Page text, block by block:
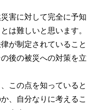
害に対して完全に予
は難しいと思います
が制定されているこ
後の被災への対策を立
この点を知っている
、自分なりに考える